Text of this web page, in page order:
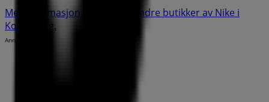
Mer informasjon om Nike
Se andre butikker av Nike i
Kongsberg.
Annonsering